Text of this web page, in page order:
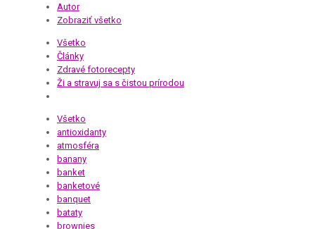
Autor
Zobraziť všetko
Všetko
Články
Zdravé fotorecepty
Ži a stravuj sa s čistou prírodou
Všetko
antioxidanty
atmosféra
banany
banket
banketové
banquet
bataty
brownies